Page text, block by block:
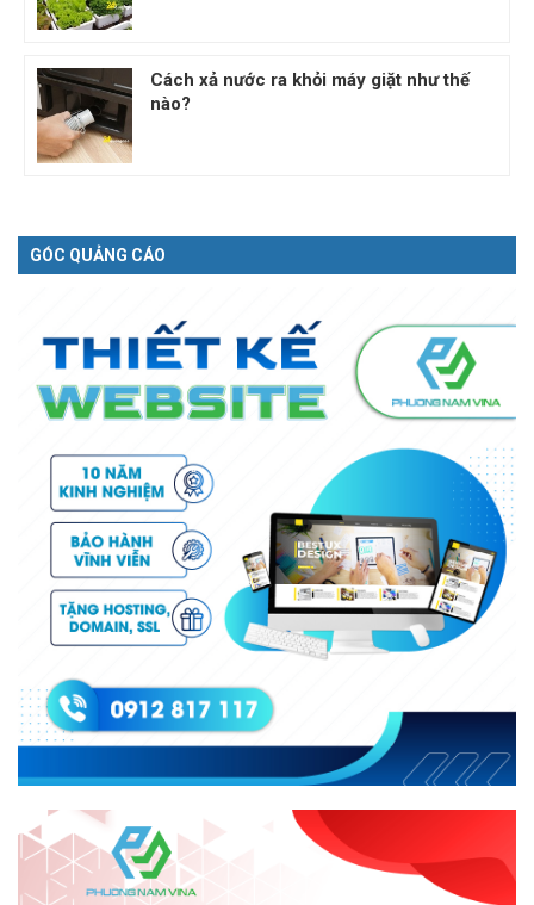
Cách xả nước ra khỏi máy giặt như thế
nào?
GÓC QUẢNG CÁO